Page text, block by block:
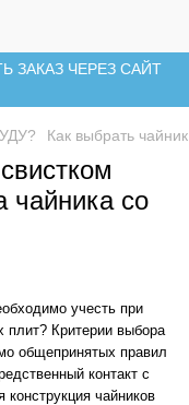
ЗАКАЗ ЧЕРЕЗ САЙТ
Как выбрать
чайника со
учесть при
плит? Критерии выбора
общепринятых правил
контакт с
чайников